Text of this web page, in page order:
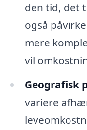
den tid, det
også
mere
vil
Geografisk
variere